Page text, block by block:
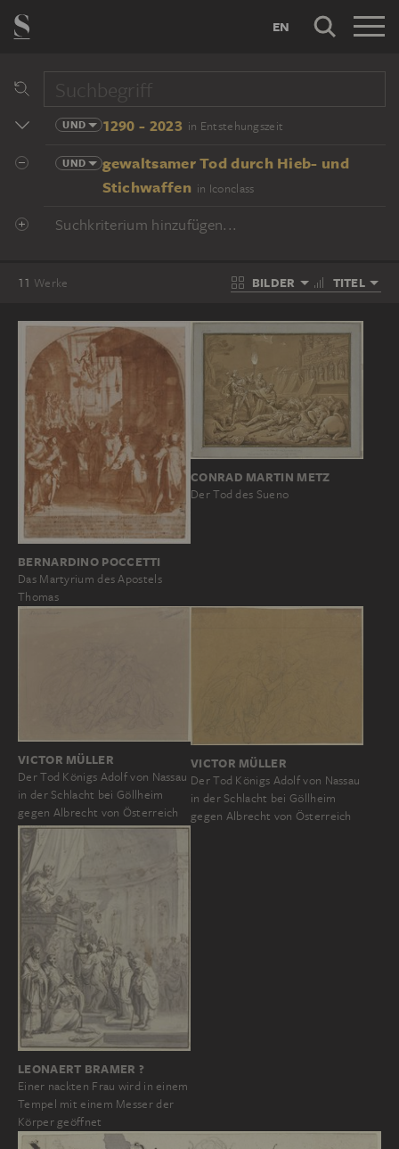
EN
UND 1290 - 2023 in Entstehungszeit
UND
gewaltsamer Tod durch Hieb- und
Stichwaffen in Iconclass
Suchkriterium hinzufügen...
11 Werke BILDER TITEL
BERNARDINO POCCETTI
Das Martyrium des Apostels
Thomas
CONRAD MARTIN METZ
Der Tod des Sueno
VICTOR MÜLLER
Der Tod Königs Adolf von Nassau
in der Schlacht bei Göllheim
gegen Albrecht von Österreich
VICTOR MÜLLER
Der Tod Königs Adolf von Nassau
in der Schlacht bei Göllheim
gegen Albrecht von Österreich
LEONAERT BRAMER ?
Einer nackten Frau wird in einem
Tempel mit einem Messer der
Körper geöffnet